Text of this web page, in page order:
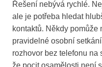
Řešení nebývá rychlé.
ale je potřeba hledat
kontaktů. Někdy pomůže
pravidelné osobní
rozhovor bez telefonu na
že pocit osamělosti není